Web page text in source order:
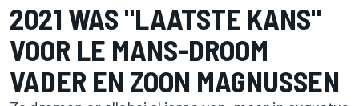
2021 WAS "LAATSTE KANS"
VOOR LE MANS-DROOM
VADER EN ZOON MAGNUSSEN